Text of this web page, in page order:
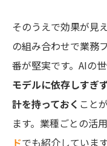
そのうえで効果が見
の組み合わせで業務
番が堅実です。AIの
モデルに依存しすぎ
計を持っておく こと
ます。業種ごとの活
ドでも紹介しています